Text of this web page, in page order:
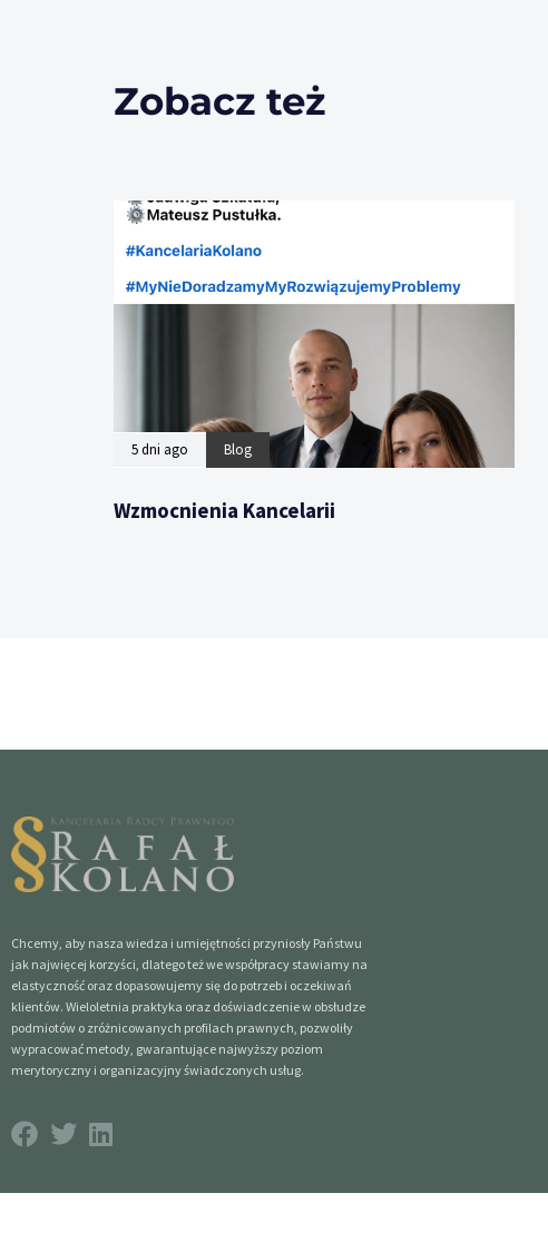
Zobacz też
5 dni ago Blog
Wzmocnienia Kancelarii
Chcemy, aby nasza wiedza i umiejętności przyniosły Państwu
jak najwięcej korzyści, dlatego też we współpracy stawiamy na
elastyczność oraz dopasowujemy się do potrzeb i oczekiwań
klientów. Wieloletnia praktyka oraz doświadczenie w obsłudze
podmiotów o zróżnicowanych profilach prawnych, pozwoliły
wypracować metody, gwarantujące najwyższy poziom
merytoryczny i organizacyjny świadczonych usług.